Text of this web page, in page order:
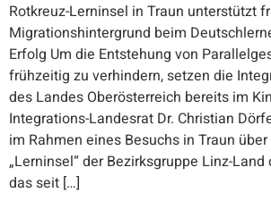
Rotkreuz-Lerninsel in Traun unterstützt
Migrationshintergrund beim
Erfolg Um die Entstehung von
frühzeitig zu verhindern, setzen die
des Landes Oberösterreich bereits im
Integrations-Landesrat Dr. Christian
im Rahmen eines Besuchs in Traun
„Lerninsel“ der Bezirksgruppe Linz-Land
das seit […]